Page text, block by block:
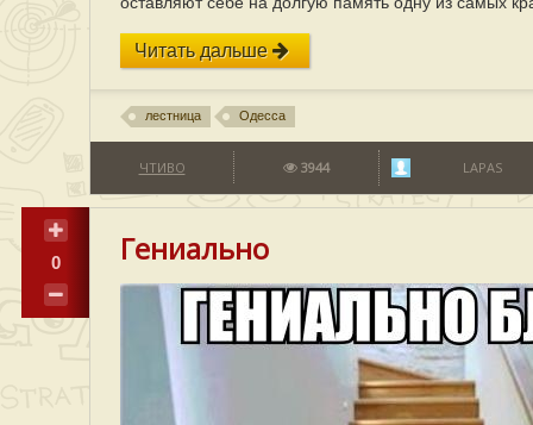
Читать дальше
лестница Одесса
ЧТИВО 3944 LAPAS
0 Гениально